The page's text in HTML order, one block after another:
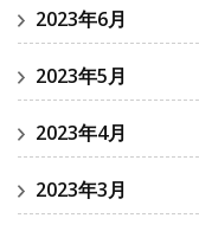
2023年6月
2023年5月
2023年4月
2023年3月